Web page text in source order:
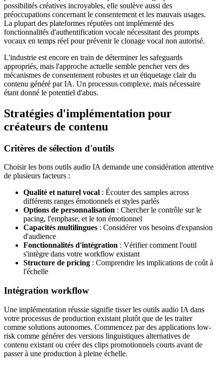
possibilités créatives incroyables, elle soulève aussi des
préoccupations concernant le consentement et les mauvais usages.
La plupart des plateformes réputées ont implémenté des
fonctionnalités d'authentification vocale nécessitant des prompts
vocaux en temps réel pour prévenir le clonage vocal non autorisé.
L'industrie est encore en train de déterminer les safeguards
appropriés, mais l'approche actuelle semble pencher vers des
mécanismes de consentement robustes et un étiquetage clair du
contenu généré par IA. Un processus complexe, mais nécessaire
étant donné le potentiel d'abus.
Stratégies d'implémentation pour
créateurs de contenu
Critères de sélection d'outils
Choisir les bons outils audio IA demande une considération attentive
de plusieurs facteurs :
Qualité et naturel vocal : Écouter des samples across
différents ranges émotionnels et styles parlés
Options de personnalisation : Chercher le contrôle sur le
pacing, l'emphase, et le ton émotionnel
Capacités multilingues : Considérer vos besoins d'expansion
d'audience
Fonctionnalités d'intégration : Vérifier comment l'outil
s'intègre dans votre workflow existant
Structure de pricing : Comprendre les implications de coût à
l'échelle
Intégration workflow
Une implémentation réussie signifie tisser les outils audio IA dans
votre processus de production existant plutôt que de les traiter
comme solutions autonomes. Commencez par des applications low-
risk comme générer des versions linguistiques alternatives de
contenu existant ou créer des clips promotionnels courts avant de
passer à une production à pleine échelle.